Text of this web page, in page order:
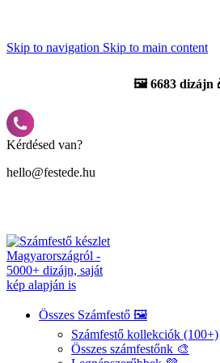
Skip to navigation Skip to main content
🖼️6683 dizájn
Kérdésed van?
hello@festede.hu
Összes Számfestő 🖼️
Számfestő kollekciók (100+)
Összes számfestőnk 🎨